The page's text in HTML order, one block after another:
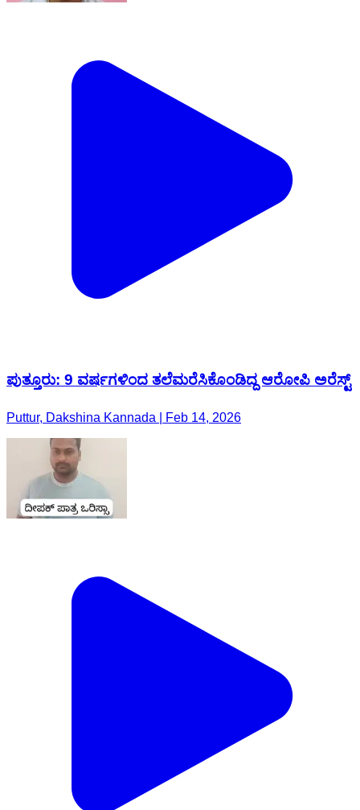
ಪುತ್ತೂರು: 9 ವರ್ಷಗಳಿಂದ ತಲೆಮರೆಸಿಕೊಂಡಿದ್ದ ಆರೋಪಿ ಅರೆಸ್ಟ್
Puttur, Dakshina Kannada | Feb 14, 2026